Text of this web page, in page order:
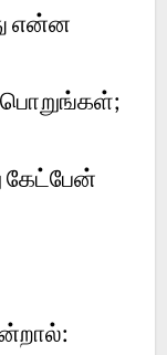
என்ன
கேட்பேன்